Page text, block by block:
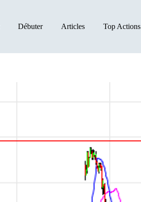
Débuter Articles Top Actions